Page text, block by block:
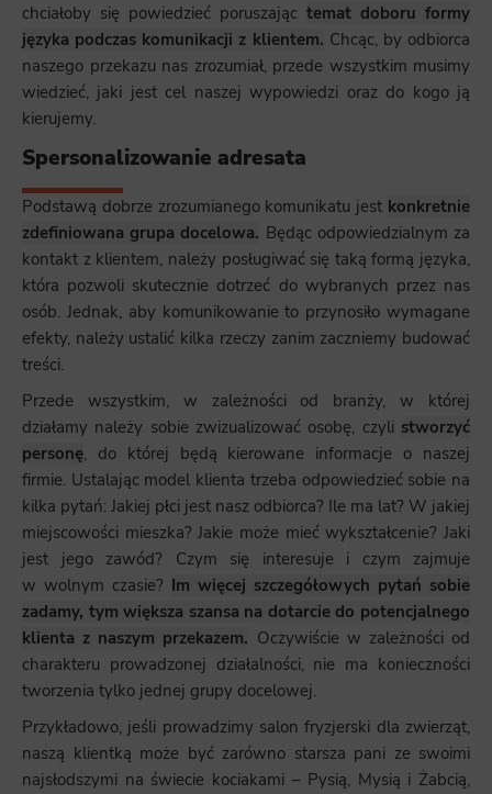
chciałoby się powiedzieć poruszając temat doboru formy
języka podczas komunikacji z klientem. Chcąc, by odbiorca
naszego przekazu nas zrozumiał, przede wszystkim musimy
wiedzieć, jaki jest cel naszej wypowiedzi oraz do kogo ją
kierujemy.
Spersonalizowanie adresata
Podstawą dobrze zrozumianego komunikatu jest konkretnie
zdefiniowana grupa docelowa. Będąc odpowiedzialnym za
kontakt z klientem, należy posługiwać się taką formą języka,
która pozwoli skutecznie dotrzeć do wybranych przez nas
osób. Jednak, aby komunikowanie to przynosiło wymagane
efekty, należy ustalić kilka rzeczy zanim zaczniemy budować
treści.
Przede wszystkim, w zależności od branży, w której
działamy należy sobie zwizualizować osobę, czyli stworzyć
personę, do której będą kierowane informacje o naszej
firmie. Ustalając model klienta trzeba odpowiedzieć sobie na
kilka pytań: Jakiej płci jest nasz odbiorca? Ile ma lat? W jakiej
miejscowości mieszka? Jakie może mieć wykształcenie? Jaki
jest jego zawód? Czym się interesuje i czym zajmuje
w wolnym czasie? Im więcej szczegółowych pytań sobie
zadamy, tym większa szansa na dotarcie do potencjalnego
klienta z naszym przekazem. Oczywiście w zależności od
charakteru prowadzonej działalności, nie ma konieczności
tworzenia tylko jednej grupy docelowej.
Przykładowo, jeśli prowadzimy salon fryzjerski dla zwierząt,
naszą klientką może być zarówno starsza pani ze swoimi
najsłodszymi na świecie kociakami – Pysią, Mysią i Żabcią,